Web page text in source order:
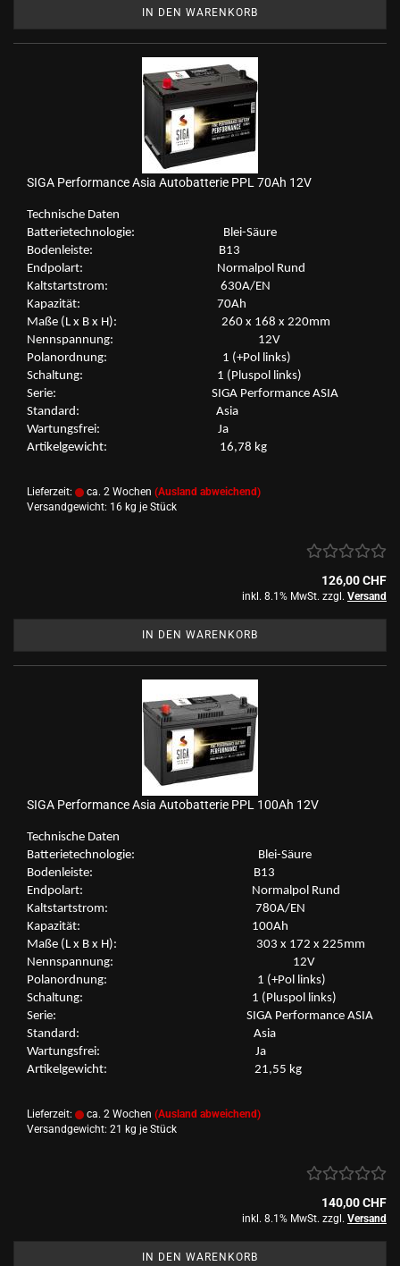
IN DEN WARENKORB
SIGA Per­for­mance Asia Au­to­bat­te­rie PPL 70Ah 12V
Tech­ni­sche Daten
Bat­te­rie­tech­no­lo­gie: Blei-​Säure
Bo­den­leis­te: B13
End­po­lart: Nor­mal­pol Rund
Kalt­start­strom: 630A/EN
Ka­pa­zi­tät: 70Ah
Maße (L x B x H): 260 x 168 x 220mm
Nenn­span­nung: 12V
Po­l­an­ord­nung: 1 (+Pol links)
Schal­tung: 1 (Plus­pol links)
Serie: SIGA Per­for­mance ASIA
Stan­dard: Asia
War­tungs­frei: Ja
Ar­ti­kel­ge­wicht: 16,78 kg
Lieferzeit: ca. 2 Wochen (Ausland abweichend)
Versandgewicht: 16 kg je Stück
126,00 CHF
inkl. 8.1% MwSt. zzgl. Versand
IN DEN WARENKORB
SIGA Per­for­mance Asia Au­to­bat­te­rie PPL 100Ah 12V
Tech­ni­sche Daten
Bat­te­rie­tech­no­lo­gie: Blei-​Säure
Bo­den­leis­te: B13
End­po­lart: Nor­mal­pol Rund
Kalt­start­strom: 780A/EN
Ka­pa­zi­tät: 100Ah
Maße (L x B x H): 303 x 172 x 225mm
Nenn­span­nung: 12V
Po­l­an­ord­nung: 1 (+Pol links)
Schal­tung: 1 (Plus­pol links)
Serie: SIGA Per­for­mance ASIA
Stan­dard: Asia
War­tungs­frei: Ja
Ar­ti­kel­ge­wicht: 21,55 kg
Lieferzeit: ca. 2 Wochen (Ausland abweichend)
Versandgewicht: 21 kg je Stück
140,00 CHF
inkl. 8.1% MwSt. zzgl. Versand
IN DEN WARENKORB